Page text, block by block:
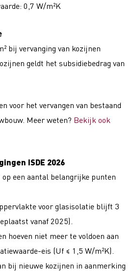
0,7 W/m²K
bij vervanging van kozijnen
geldt het subsidiebedrag van
voor het vervangen van bestaand
Meer weten? Bekijk ook
ISDE 2026
een aantal belangrijke punten
voor glasisolatie blijft 3
vanaf 2025).
hoeven niet meer te voldoen aan
eis (Uf ≤ 1,5 W/m²K).
bij nieuwe kozijnen in aanmerking